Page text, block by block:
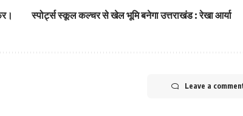
स्पोर्ट्स स्कूल कल्चर से खेल भूमि बनेगा उत्तराखंड : रेखा आर्या
Leave a